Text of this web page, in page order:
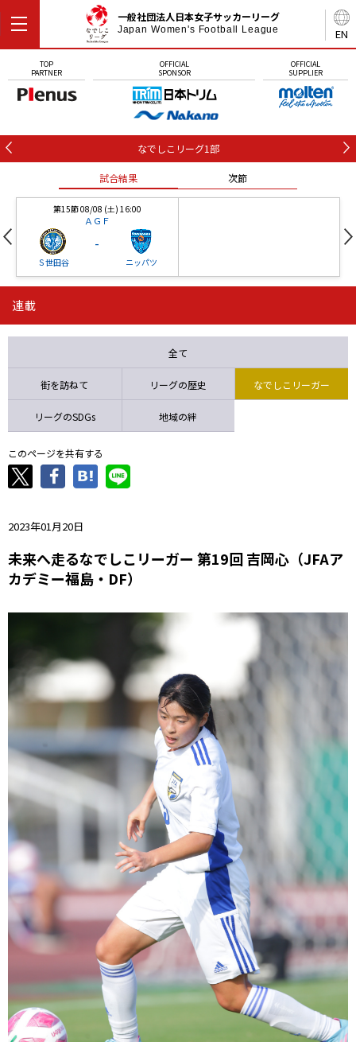
EN
一般社団法人日本女子サッカーリーグ
Japan Women's Football League
TOP
PARTNER
OFFICIAL
SPONSOR
OFFICIAL
SUPPLIER
なでしこリーグ1部
試合結果 次節
第15節 08/08 (土) 16:00
ＡＧＦ
Ｓ世田谷
-
ニッパツ
ニッパツ 石人の星
愛媛Ｌ
連載
全て
街を訪ねて リーグの歴史 なでしこリーガー
リーグのSDGs 地域の絆
このページを共有する
2023年01月20日
未来へ走るなでしこリーガー 第19回 吉岡心（JFAア
カデミー福島・DF）